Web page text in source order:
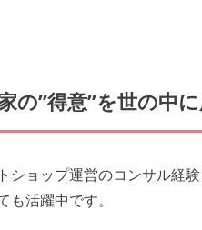
”得意”を世の中に
ョップ運営のコンサル経験
活躍中です。